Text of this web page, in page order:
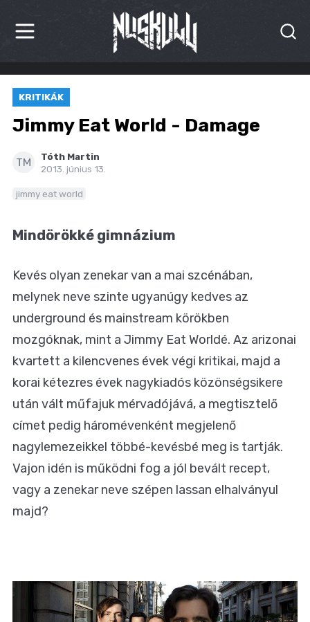
HÍREK
KRITIKÁK
INTERJÚK
KULT
MÁSVILÁG
BLOG
KRITIKÁK
Jimmy Eat World - Damage
TM
Tóth Martin
2013. június 13.
jimmy eat world
Mindörökké gimnázium
Kevés olyan zenekar van a mai szcénában,
melynek neve szinte ugyanúgy kedves az
underground és mainstream körökben
mozgóknak, mint a Jimmy Eat Worldé. Az arizonai
kvartett a kilencvenes évek végi kritikai, majd a
korai kétezres évek nagykiadós közönségsikere
után vált műfajuk mérvadójává, a megtisztelő
címet pedig háromévenként megjelenő
nagylemezeikkel többé-kevésbé meg is tartják.
Vajon idén is működni fog a jól bevált recept,
vagy a zenekar neve szépen lassan elhalványul
majd?